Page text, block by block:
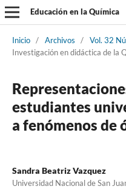
Educación en la Química
Inicio / Archivos / Vol. 32
Investigación en didáctica de la
estudiantes
a fenómenos de
Sandra Beatriz Vazquez
Universidad Nacional de San